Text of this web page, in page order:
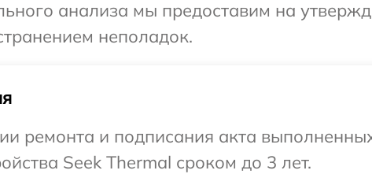
анализа мы предоставим на
неполадок.
ремонта и подписания акта
Seek Thermal сроком до 3 лет.